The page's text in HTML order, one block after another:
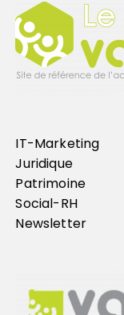
IT-Marketing
Juridique
Patrimoine
Social-RH
Newsletter